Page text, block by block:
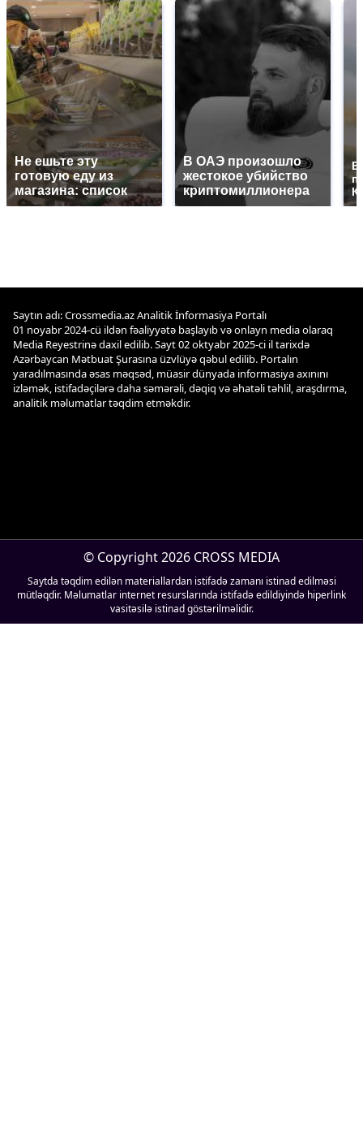
Не ешьте эту
готовую еду из
магазина: список
В ОАЭ произошло
жестокое убийство
криптомиллионера
Saytın adı: Crossmedia.az Analitik İnformasiya Portalı
01 noyabr 2024-cü ildən fəaliyyətə başlayıb və onlayn media olaraq
Media Reyestrinə daxil edilib. Sayt 02 oktyabr 2025-ci il tarixdə
Azərbaycan Mətbuat Şurasına üzvlüyə qəbul edilib. Portalın
yaradılmasında əsas məqsəd, müasir dünyada informasiya axınını
izləmək, istifadəçilərə daha səmərəli, dəqiq və əhatəli təhlil, araşdırma,
analitik məlumatlar təqdim etməkdir.
© Copyright 2026 CROSS MEDIA
Saytda təqdim edilən materiallardan istifadə zamanı istinad edilməsi
mütləqdir. Məlumatlar internet resurslarında istifadə edildiyində hiperlink
vasitəsilə istinad göstərilməlidir.